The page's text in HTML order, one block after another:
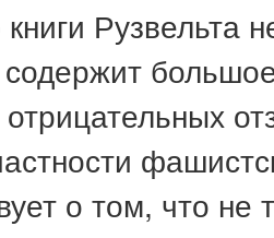
Рузвельта
о том, что не